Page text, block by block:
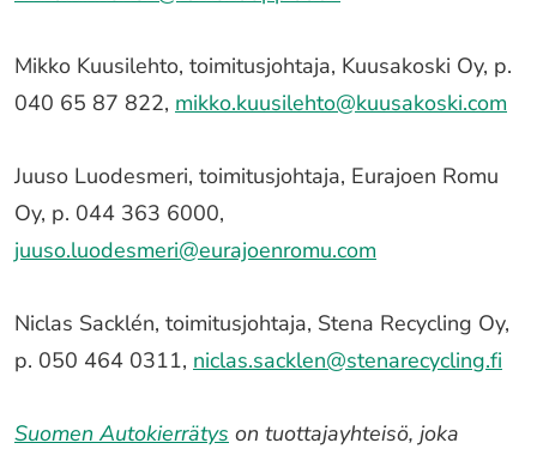
Mikko Kuusilehto, toimitusjohtaja, Kuusakoski Oy, p.
040 65 87 822, mikko.kuusilehto@kuusakoski.com
Juuso Luodesmeri, toimitusjohtaja, Eurajoen Romu
Oy, p. 044 363 6000,
juuso.luodesmeri@eurajoenromu.com
Niclas Sacklén, toimitusjohtaja, Stena Recycling Oy,
p. 050 464 0311, niclas.sacklen@stenarecycling.fi
Suomen Autokierrätys on tuottajayhteisö, joka